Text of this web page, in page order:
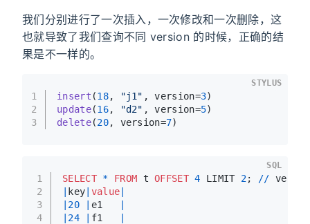
我们分别进行了一次插入，一次修改和一次删除，这
也就导致了我们查询不同 version 的时候，正确的结
果是不一样的。
1
2
3
insert (18, "j1" , version=3)
update(16, "d2" , version=5)
delete(20, version=7)
STYLUS
1
2
3
4
SELECT * FROM t OFFSET 4 LIMIT 2; //
key value
20 e1
24 f1
SQL